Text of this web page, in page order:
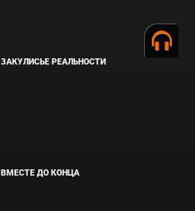
ЗАКУЛИСЬЕ РЕАЛЬНОСТИ
ВМЕСТЕ ДО КОНЦА